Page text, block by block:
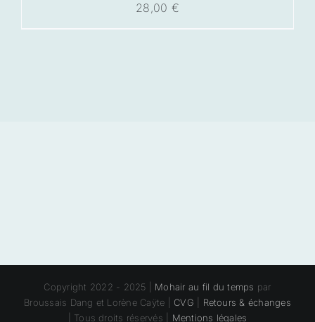
28,00 €
Copyright 2022 - 2025 | Mohair au fil du temps par
Broussais Dang et Lorène Caÿte | CVG
Retours & échanges
| Tous droits réservés | Mentions légales